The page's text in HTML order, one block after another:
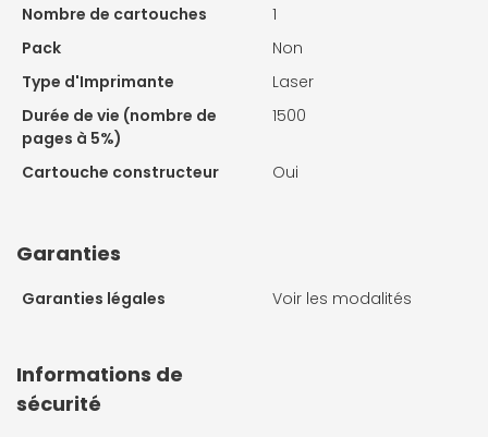
Nombre de cartouches
1
Pack
Non
Type d'Imprimante
Laser
Durée de vie (nombre de
pages à 5%)
1500
Cartouche constructeur Oui
Garanties
Garanties légales Voir les modalités
Informations de
sécurité